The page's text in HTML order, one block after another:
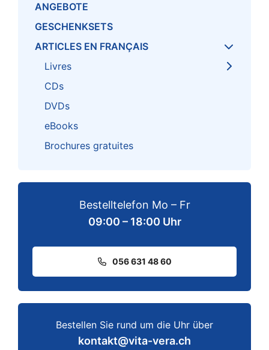
ANGEBOTE
GESCHENKSETS
ARTICLES EN FRANÇAIS
Livres
CDs
DVDs
eBooks
Brochures gratuites
Bestelltelefon Mo – Fr
09:00 – 18:00 Uhr
056 631 48 60
Bestellen Sie rund um die Uhr über
kontakt@vita-vera.ch